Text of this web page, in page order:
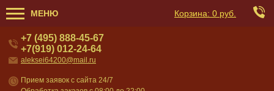
МЕНЮ Корзина: 0 руб.
+7 (495) 888-45-67
+7(919) 012-24-64
aleksei64200@mail.ru
Прием заявок с сайта 24/7